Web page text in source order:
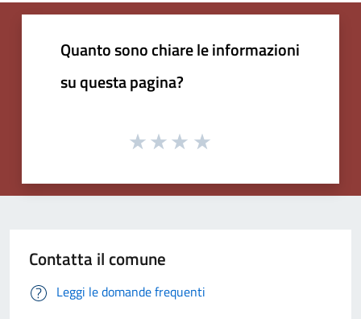
Quanto sono chiare le informazioni
su questa pagina?
Contatta il comune
Leggi le domande frequenti